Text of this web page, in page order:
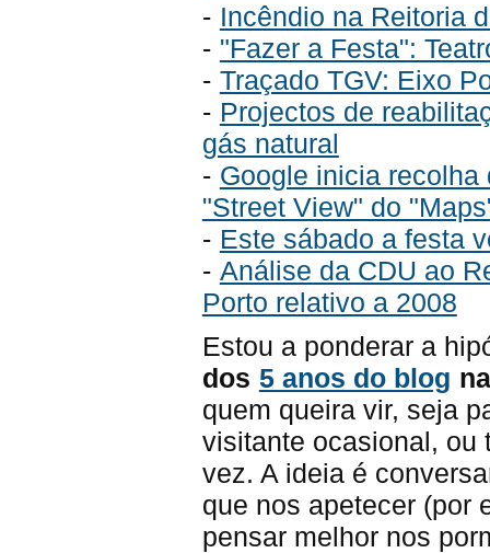
- Incêndio na Reitoria
- "Fazer a Festa":
- Traçado TGV: Eixo
- Projectos de
gás natural
- Google inicia
"Street View" do
- Este sábado a festa
- Análise da CDU ao
Porto relativo a 2008
Estou a ponderar a
dos 5 anos do blog
quem queira vir, seja
visitante ocasional, ou
vez. A ideia é
que nos apetecer (por
pensar melhor nos